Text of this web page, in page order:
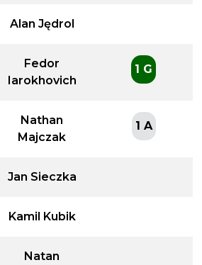
Alan Jędrol
Fedor
Iarokhovich
1 G
Nathan
Majczak
1 A
Jan Sieczka
Kamil Kubik
Natan